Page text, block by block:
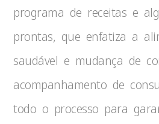
programa de receitas e
prontas, que enfatiza a
saudável e mudança de
acompanhamento de
todo o processo para